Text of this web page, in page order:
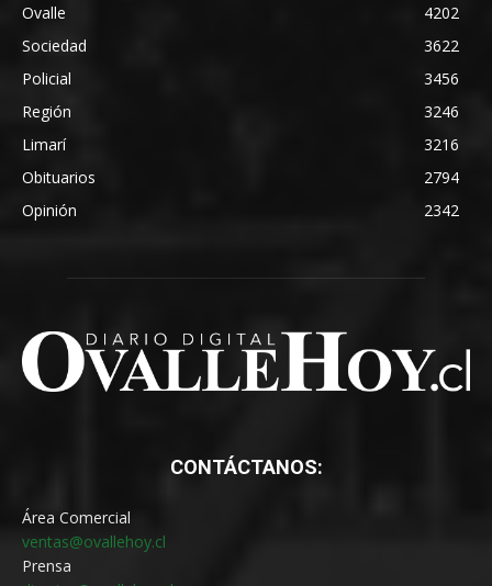
Ovalle
4202
Sociedad
3622
Policial
3456
Región
3246
Limarí
3216
Obituarios
2794
Opinión
2342
CONTÁCTANOS:
Área Comercial
ventas@ovallehoy.cl
Prensa